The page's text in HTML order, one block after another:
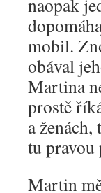
naopak
mobil.
obával
Martina
prostě
a
tu pravou
Martin